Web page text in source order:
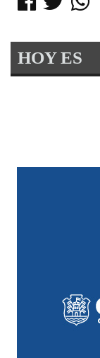
HOY ES